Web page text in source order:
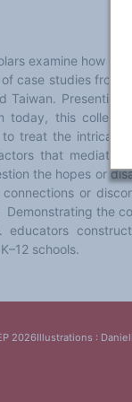
examine how
case studies from
Taiwan. Presenting
today, this
treat the intricate
that mediate
the hopes or
or
the
schools.
2026Illustrations :